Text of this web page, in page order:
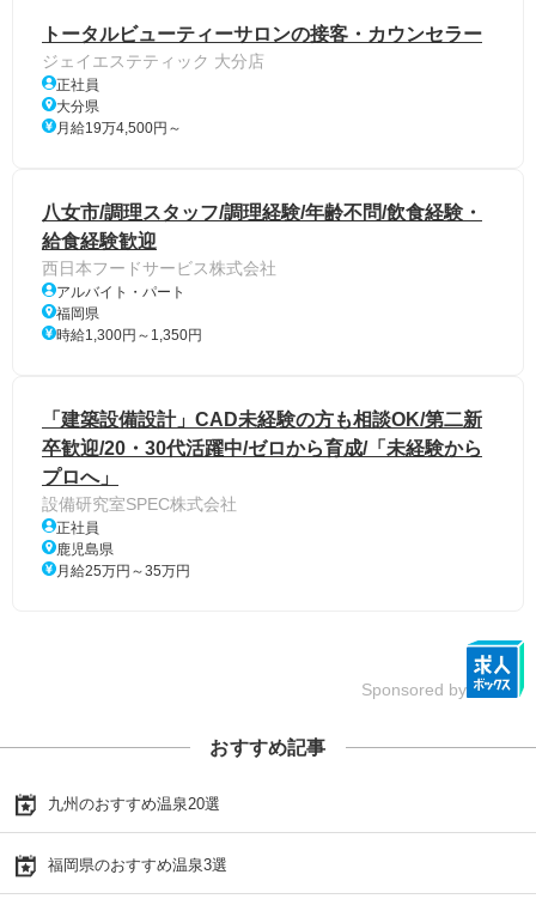
トータルビューティーサロンの接客・カウンセラー
ジェイエステティック 大分店
正社員
大分県
月給19万4,500円～
八女市/調理スタッフ/調理経験/年齢不問/飲食経験・
給食経験歓迎
西日本フードサービス株式会社
アルバイト・パート
福岡県
時給1,300円～1,350円
「建築設備設計」CAD未経験の方も相談OK/第二新
卒歓迎/20・30代活躍中/ゼロから育成/「未経験から
プロへ」
設備研究室SPEC株式会社
正社員
鹿児島県
月給25万円～35万円
Sponsored by
おすすめ記事
九州のおすすめ温泉20選
福岡県のおすすめ温泉3選